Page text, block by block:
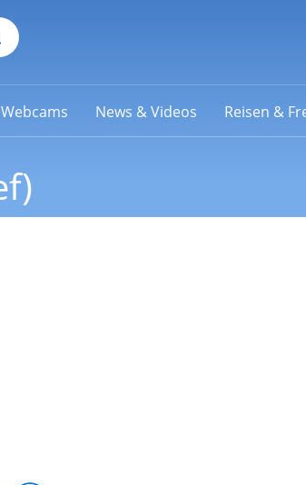
News & Videos Reisen &